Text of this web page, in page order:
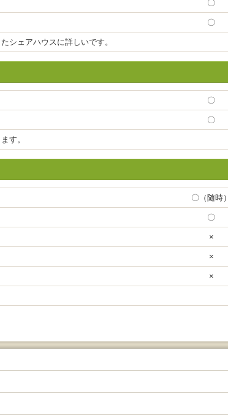
〇
〇
シェアハウスに詳しいです。
〇
〇
す。
〇（随時
〇
×
×
×